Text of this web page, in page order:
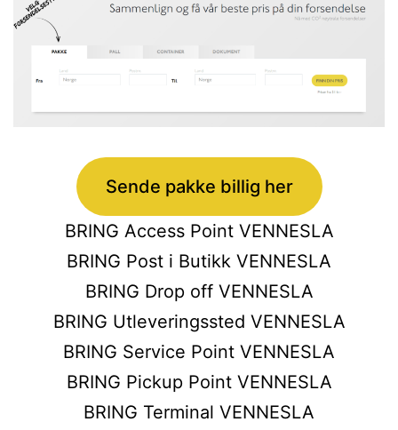
Sende pakke billig her
BRING Access Point VENNESLA
BRING Post i Butikk VENNESLA
BRING Drop off VENNESLA
BRING Utleveringssted VENNESLA
BRING Service Point VENNESLA
BRING Pickup Point VENNESLA
BRING Terminal VENNESLA